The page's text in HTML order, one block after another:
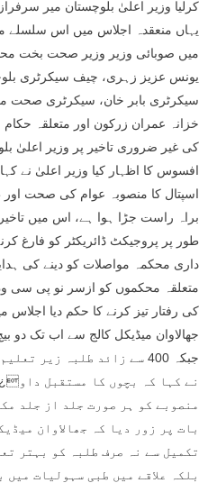
کرلیا وزیر اعلیٰ بلوچستان میر
یہاں منعقدہ اجلاس میں اس سلسلے
میں صوبائی وزیر وزیر صحت بخت
یونس عزیز زہری، چیف سیکرٹری
سیکرٹری بابر خان، سیکرٹری صحت
خزانہ عمران زرکون اور متعلقہ
کی غیر ضروری تاخیر پر وزیر اعلیٰ
افسوس کا اظہار کیا وزیر اعلیٰ نے کہا
اسپتال کا منصوبہ عوام کی صحت
براہ راست جڑا ہوا ہے، اس میں
طور پر پروجیکٹ ڈائریکٹر کو فارغ
داری محکمہ مواصلات کو دینے کی
متعلقہ محکموں کو ازسر نو پی سی
کی رفتار تیز کرنے کا حکم دیا اجلاس
جھالاوان میڈیکل کالج سے اب تک دو
جبکہ 400 سے زائد طلبہ زیر
نے کہا کہ بچوں کا مستقبل
منصوبے کو ہر صورت جلد از جلد
بات پر زور دیا کہ جھالاوان
تکمیل سے نہ صرف طلبہ کو بہتر
بلکہ علاقے میں طبی سہولیات